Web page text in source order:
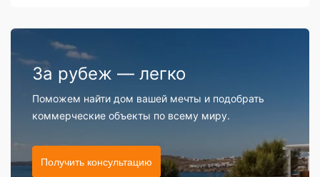
За рубеж — легко
Поможем найти дом вашей мечты и подобрать
коммерческие объекты по всему миру.
Получить консультацию